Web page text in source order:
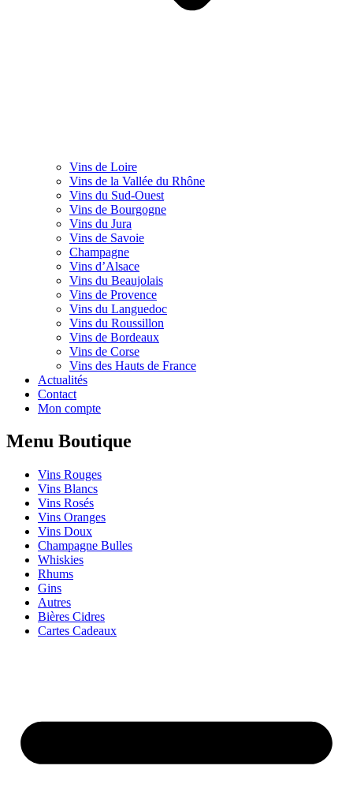
Vins de Loire
Vins de la Vallée du Rhône
Vins du Sud-Ouest
Vins de Bourgogne
Vins du Jura
Vins de Savoie
Champagne
Vins d’Alsace
Vins du Beaujolais
Vins de Provence
Vins du Languedoc
Vins du Roussillon
Vins de Bordeaux
Vins de Corse
Vins des Hauts de France
Actualités
Contact
Mon compte
Menu Boutique
Vins Rouges
Vins Blancs
Vins Rosés
Vins Oranges
Vins Doux
Champagne Bulles
Whiskies
Rhums
Gins
Autres
Bières Cidres
Cartes Cadeaux